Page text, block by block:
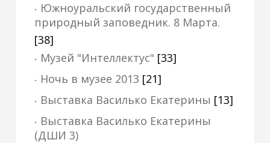
Южноуральский государственный
природный заповедник. 8 Марта.
[38]
Музей "Интеллектус" [33]
Ночь в музее 2013 [21]
Выставка Василько Екатерины [13]
Выставка Василько Екатерины
(ДШИ 3)